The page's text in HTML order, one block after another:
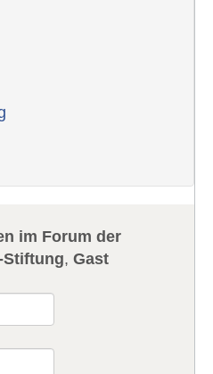
im Forum der
Stiftung,Gast